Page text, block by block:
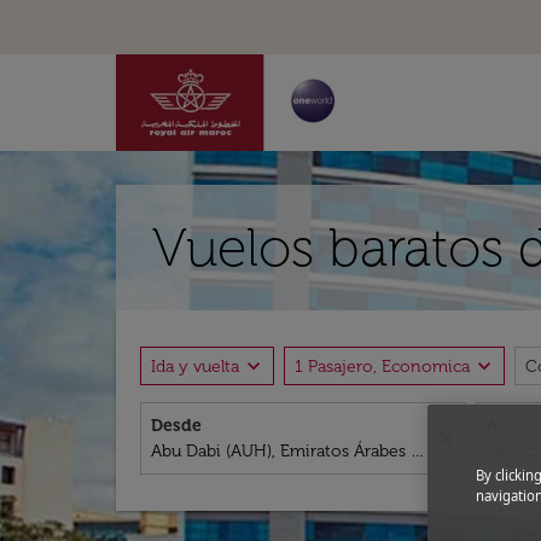
Vuelos baratos
Ida y vuelta expand_more 1 Pasajero, Economica expand_more
Desde
By